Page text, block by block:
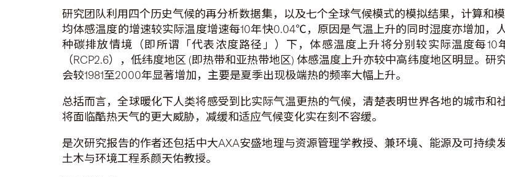
研究团队利用四个历史气候的再分析数据集，以及七个全球气候模式的模拟结果，计算和
均体感温度的增速较实际温度增速每10年快0.04℃，原因是气温上升的同时湿度亦增加，
种碳排放情境（即所谓「代表浓度路径」）下，体感温度上升将分别较实际温度每
（RCP2.6），低纬度地区 (即热带和亚热带地区) 体感温度上升亦较中高纬度地区明显。
会较1981至2000年显著增加，主要是夏季出现极端热的频率大幅上升。
总括而言，全球暖化下人类将感受到比实际气温更热的气候，清楚表明世界各地的城市和
将面临酷热天气的更大威胁，减缓和适应气候变化实在刻不容缓。
是次研究报告的作者还包括中大AXA安盛地理与资源管理学教授、兼环境、能源及可持
土木与环境工程系颜天佑教授。